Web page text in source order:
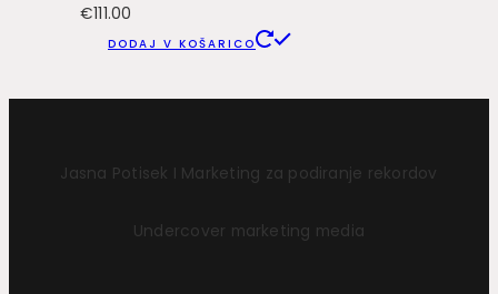
€111.00
DODAJ V KOŠARICO
Jasna Potisek I Marketing za podiranje rekordov
Undercover marketing media